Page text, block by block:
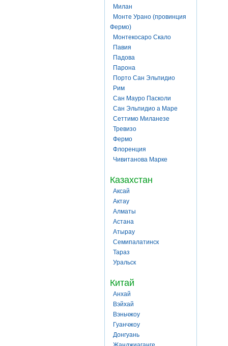
Милан
Монте Урано (провинция
Фермо)
Монтекосаро Скало
Павия
Падова
Парона
Порто Сан Эльпидио
Рим
Сан Мауро Пасколи
Сан Эльпидио а Маре
Сеттимо Миланезе
Тревизо
Фермо
Флоренция
Чивитанова Марке
Казахстан
Аксай
Актау
Алматы
Астана
Атырау
Семипалатинск
Тараз
Уральск
Китай
Анхай
Вэйхай
Вэньчжоу
Гуанчжоу
Донгуань